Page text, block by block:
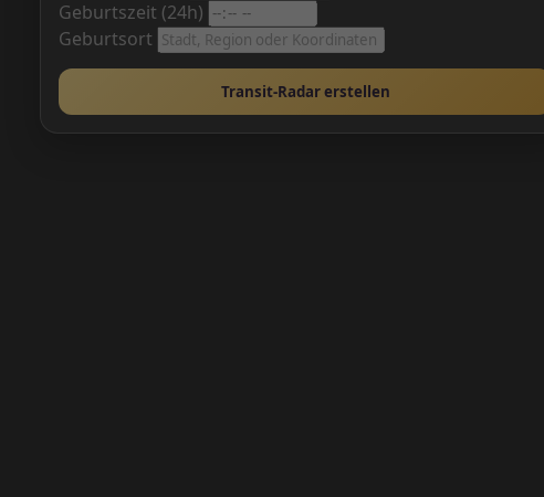
Geburtszeit (24h)
Geburtsort
Transit-Radar erstellen